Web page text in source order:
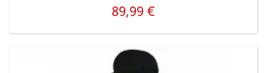
Prix
89,99 €